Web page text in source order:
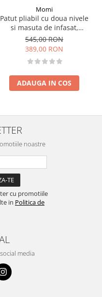
Momi
Patut pliabil cu doua nivele
si masuta de infasat,
60x120 cm, Momi, Belove
Plus -Beige
545,00 RON
389,00 RON
ADAUGA IN COS
noastre
cu promotiile
in Politica de
media